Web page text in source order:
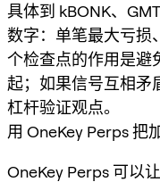
具体到 kBONK、
数字：单笔最大亏损
个检查点的作用是避
起；如果信号互相矛
杠杆验证观点。
用 OneKey Perps 把
OneKey Perps 可以